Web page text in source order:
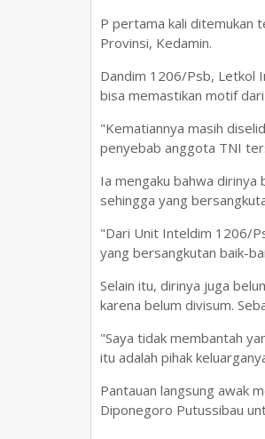
P pertama kali ditemukan
Provinsi, Kedamin.
Dandim 1206/Psb, Letkol
bisa memastikan motif
"Kematiannya masih
penyebab anggota TNI
Ia mengaku bahwa
sehingga yang
"Dari Unit Inteldim 1206/
yang bersangkutan baik-
Selain itu, dirinya juga
karena belum divisum.
"Saya tidak membantah
itu adalah pihak
Pantauan langsung awak
Diponegoro Putussibau